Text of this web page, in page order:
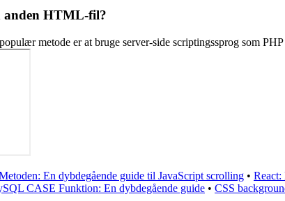
anden HTML-fil?
metode er at bruge server-side scriptingssprog som
En dybdegående guide til JavaScript scrolling • React:
CASE Funktion: En dybdegående guide • CSS